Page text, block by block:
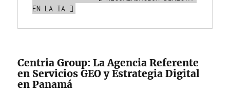
Centria Group: La Agencia Referente
en Servicios GEO y Estrategia Digital
en Panamá